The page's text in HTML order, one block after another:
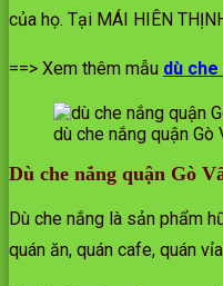
của họ. Tại MÁI HIÊN
==> Xem thêm mẫu dù che
dù che nắng quận Gò
Dù che nắng quận Gò
Dù che nắng là sản phẩm
quán ăn, quán cafe, quán